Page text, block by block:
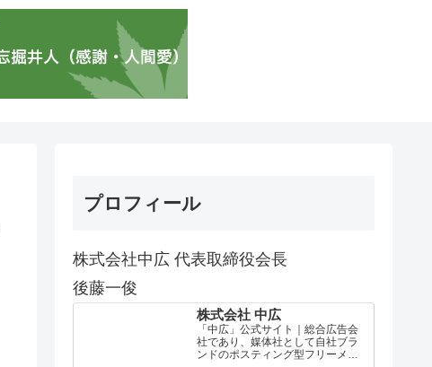
プロフィール
株式会社中広 代表取締役会長
後藤一俊
株式会社 中広
「中広」公式サイト｜総合広告会
社であり、媒体社として自社ブラ
ンドのポスティング型フリーメデ